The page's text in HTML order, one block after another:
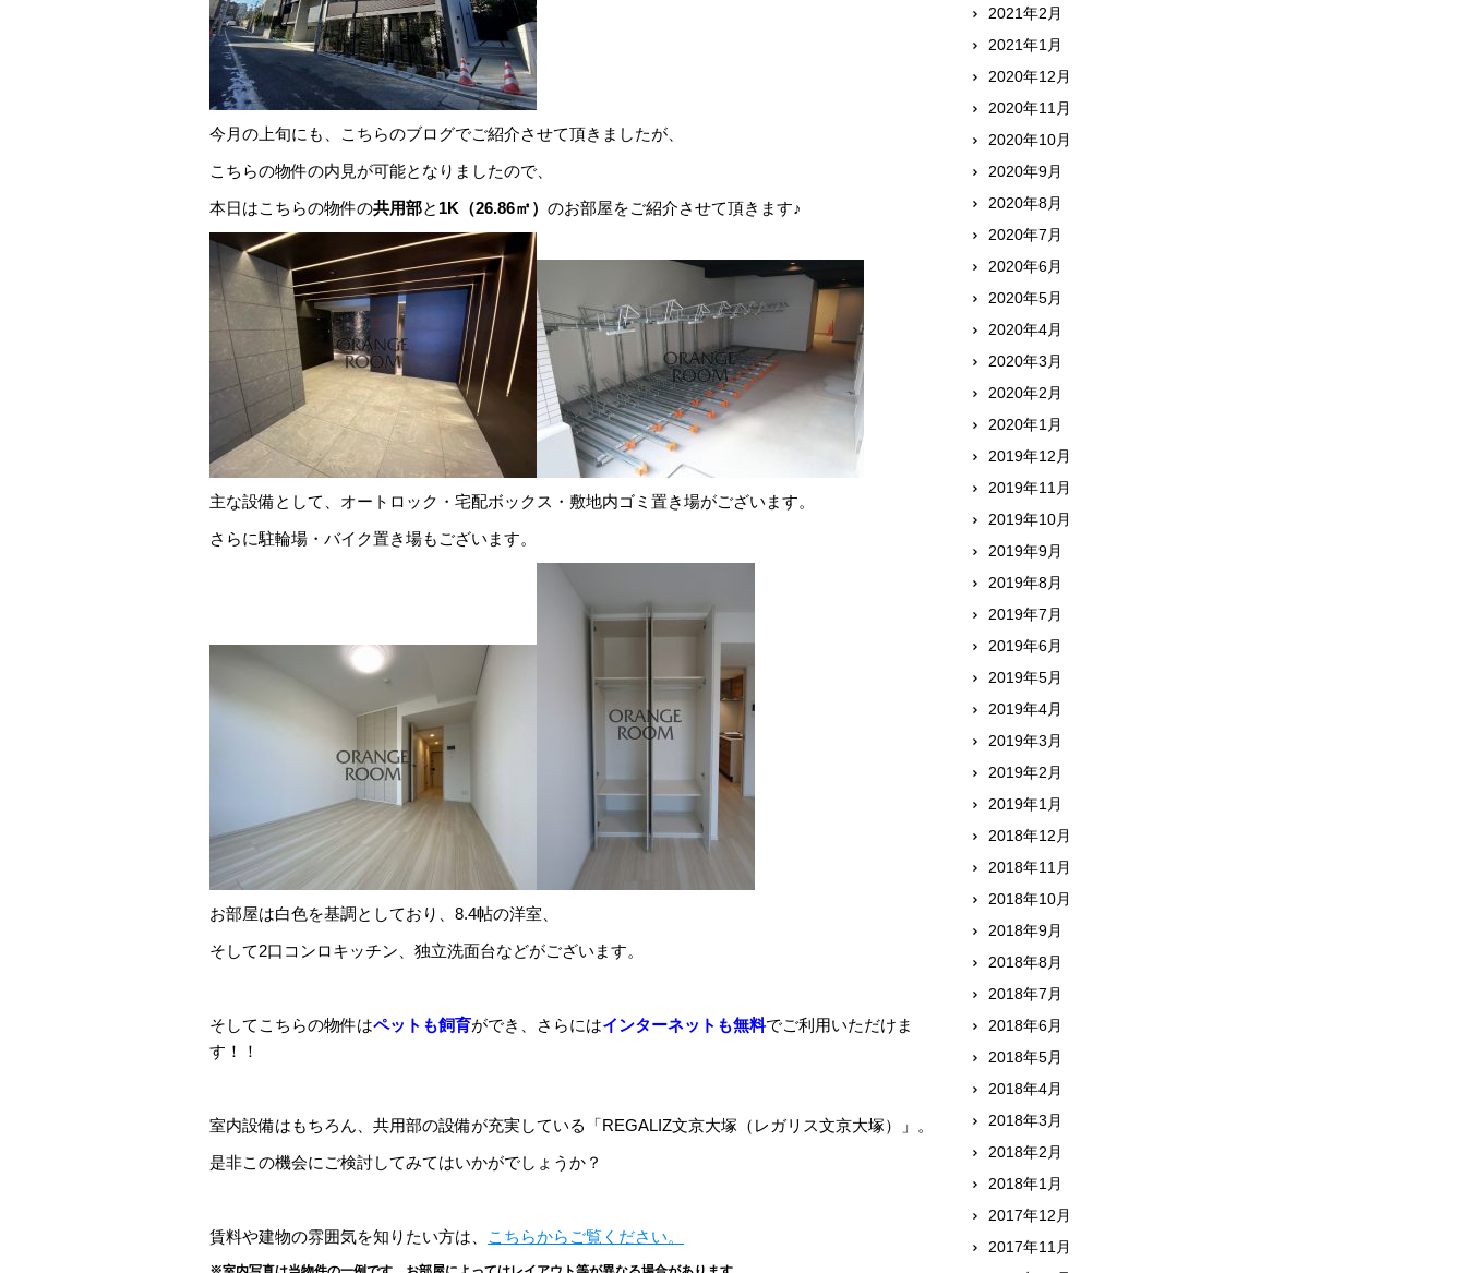
今月の上旬にも、こちらのブログでご紹介させて頂きましたが、
こちらの物件の内見が可能となりましたので、
本日はこちらの物件の共用部と 1K（26.86㎡） のお部屋をご紹介させて頂きます♪
主な設備として、オートロック・宅配ボックス・敷地内ゴミ置き場がございます。
さらに駐輪場・バイク置き場もございます。
お部屋は白色を基調としており、8.4帖の洋室、
そして2口コンロキッチン、独立洗面台などがございます。
そしてこちらの物件はペットも飼育ができ、さらにはインターネットも無料でご利用いただけま
す！！
室内設備はもちろん、共用部の設備が充実している「REGALIZ文京大塚（レガリス文京大塚）」。
是非この機会にご検討してみてはいかがでしょうか？
賃料や建物の雰囲気を知りたい方は、 こちらからご覧ください。
2021年2月
2021年1月
2020年12月
2020年11月
2020年10月
2020年9月
2020年8月
2020年7月
2020年6月
2020年5月
2020年4月
2020年3月
2020年2月
2020年1月
2019年12月
2019年11月
2019年10月
2019年9月
2019年8月
2019年7月
2019年6月
2019年5月
2019年4月
2019年3月
2019年2月
2019年1月
2018年12月
2018年11月
2018年10月
2018年9月
2018年8月
2018年7月
2018年6月
2018年5月
2018年4月
2018年3月
2018年2月
2018年1月
2017年12月
2017年11月